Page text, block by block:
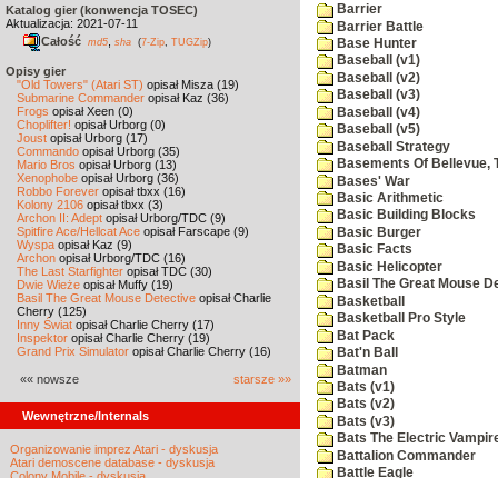
Katalog gier (konwencja TOSEC)
Aktualizacja: 2021-07-11
Całość md5 sha (7-Zip TUGZip)
Opisy gier
"Old Towers" (Atari ST) opisał Misza (19)
Submarine Commander opisał Kaz (36)
Frogs opisał Xeen (0)
Choplifter! opisał Urborg (0)
Joust opisał Urborg (17)
Commando opisał Urborg (35)
Mario Bros opisał Urborg (13)
Xenophobe opisał Urborg (36)
Robbo Forever opisał tbxx (16)
Kolony 2106 opisał tbxx (3)
Archon II: Adept opisał Urborg/TDC (9)
Spitfire Ace/Hellcat Ace opisał Farscape (9)
Wyspa opisał Kaz (9)
Archon opisał Urborg/TDC (16)
The Last Starfighter opisał TDC (30)
Dwie Wieże opisał Muffy (19)
Basil The Great Mouse Detective opisał Charlie
Cherry (125)
Inny Świat opisał Charlie Cherry (17)
Inspektor opisał Charlie Cherry (19)
Grand Prix Simulator opisał Charlie Cherry (16)
«« nowsze starsze »»
Wewnętrzne/Internals
Organizowanie imprez Atari - dyskusja
Atari demoscene database - dyskusja
Barrier
Barrier Battle
Base Hunter
Baseball (v1)
Baseball (v2)
Baseball (v3)
Baseball (v4)
Baseball (v5)
Baseball Strategy
Basements Of Bellevue,
Bases' War
Basic Arithmetic
Basic Building Blocks
Basic Burger
Basic Facts
Basic Helicopter
Basil The Great Mouse
Basketball
Basketball Pro Style
Bat Pack
Bat'n Ball
Batman
Bats (v1)
Bats (v2)
Bats (v3)
Bats The Electric
Battalion Commander
Battle Eagle